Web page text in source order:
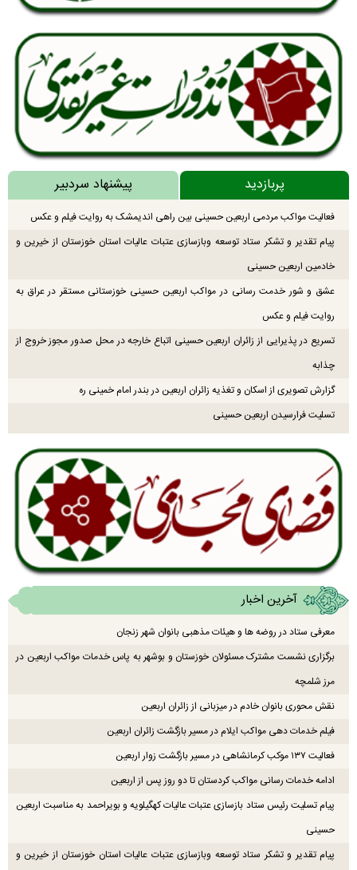
پربازدید پیشنهاد سردبیر
فعالیت مواکب مردمی اربعین حسینی بین راهی اندیمشک به روایت فیلم و عکس
پیام تقدیر و تشکر ستاد توسعه وبازسازی عتبات عالیات استان خوزستان از خیرین و
خادمین اربعین حسینی
عشق و شور خدمت رسانی در مواکب اربعین حسینی خوزستانی مستقر در عراق به
روایت فیلم و عکس
تسریع در پذیرایی از زائران اربعین حسینی اتباع خارجه در محل صدور مجوز خروج از
چذابه
گزارش تصویری از اسکان و تغذیه زائران اربعین در بندر امام خمینی ره
تسلیت فرارسیدن اربعین حسینی
آخرین اخبار
معرفی ستاد در روضه ها و هیئات مذهبی بانوان شهر زنجان
برگزاری نشست مشترک مسئولان خوزستان و بوشهر به پاس خدمات مواکب اربعین در
مرز شلمچه
نقش محوری بانوان خادم در میزبانی از زائران اربعین
فیلم خدمات دهی مواکب ایلام در مسیر بازگشت زائران اربعین
فعالیت ۱۳۷ موکب کرمانشاهی در مسیر بازگشت زوار اربعین
ادامه خدمات رسانی مواکب کردستان تا دو روز پس از اربعین
پیام تسلیت رئیس ستاد بازسازی عتبات عالیات کهگیلویه و بویراحمد به مناسبت اربعین
حسینی
پیام تقدیر و تشکر ستاد توسعه وبازسازی عتبات عالیات استان خوزستان از خیرین و